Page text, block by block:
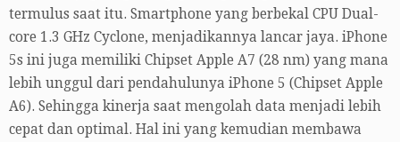
termulus saat itu. Smartphone yang berbekal CPU Dual-
core 1.3 GHz Cyclone, menjadikannya lancar jaya. iPhone
5s ini juga memiliki Chipset Apple A7 (28 nm) yang mana
lebih unggul dari pendahulunya iPhone 5 (Chipset Apple
A6). Sehingga kinerja saat mengolah data menjadi lebih
cepat dan optimal. Hal ini yang kemudian membawa